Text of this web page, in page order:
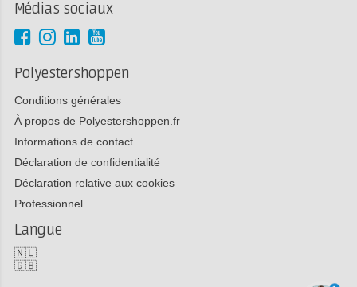
Médias sociaux
Polyestershoppen
Conditions générales
À propos de Polyestershoppen.fr
Informations de contact
Déclaration de confidentialité
Déclaration relative aux cookies
Professionnel
Langue
🇳🇱
🇬🇧